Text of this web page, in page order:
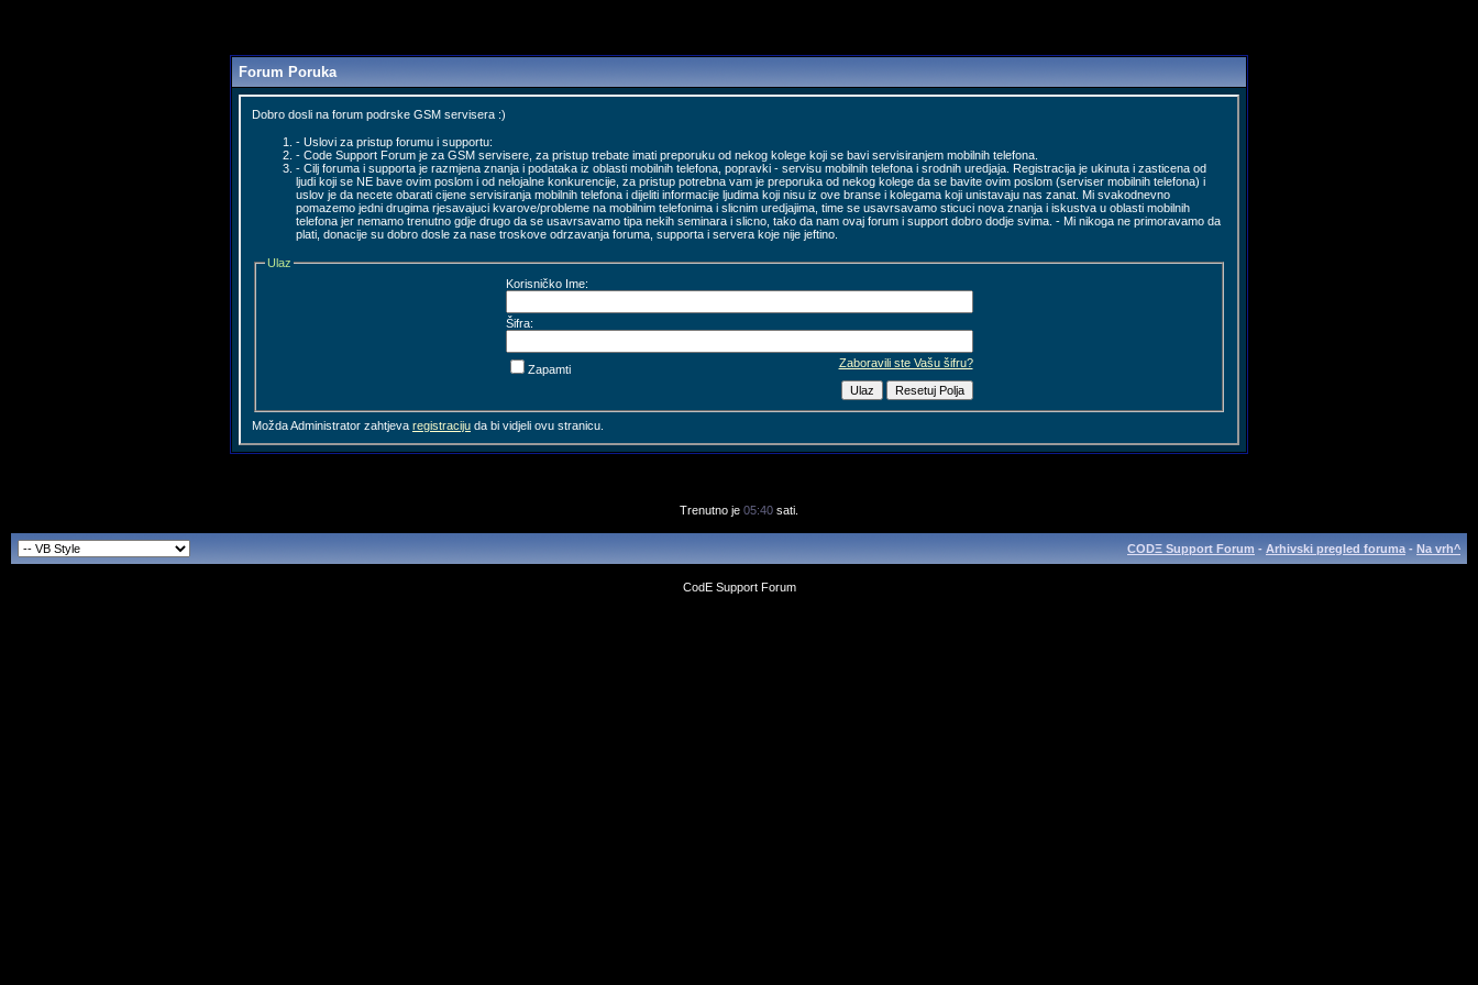
Forum Poruka
Dobro dosli na forum podrske GSM servisera :)
- Uslovi za pristup forumu i supportu:
- Code Support Forum je za GSM servisere, za pristup trebate imati preporuku od nekog kolege koji se bavi servisiranjem mobilnih telefona.
- Cilj foruma i supporta je razmjena znanja i podataka iz oblasti mobilnih telefona, popravki - servisu mobilnih telefona i srodnih uredjaja. Registracija je ukinuta i zasticena od
ljudi koji se NE bave ovim poslom i od nelojalne konkurencije, za pristup potrebna vam je preporuka od nekog kolege da se bavite ovim poslom (serviser mobilnih telefona) i
uslov je da necete obarati cijene servisiranja mobilnih telefona i dijeliti informacije ljudima koji nisu iz ove branse i kolegama koji unistavaju nas zanat. Mi svakodnevno
pomazemo jedni drugima rjesavajuci kvarove/probleme na mobilnim telefonima i slicnim uredjajima, time se usavrsavamo sticuci nova znanja i iskustva u oblasti mobilnih
telefona jer nemamo trenutno gdje drugo da se usavrsavamo tipa nekih seminara i slicno, tako da nam ovaj forum i support dobro dodje svima. - Mi nikoga ne primoravamo da
plati, donacije su dobro dosle za nase troskove odrzavanja foruma, supporta i servera koje nije jeftino.
Ulaz
Korisničko Ime:
Šifra:
Zaboravili ste Vašu šifru?
Zapamti
Možda Administrator zahtjeva registraciju da bi vidjeli ovu stranicu.
Trenutno je 05:40 sati.
CODΞ Support Forum - Arhivski pregled foruma - Na vrh^
CodE Support Forum